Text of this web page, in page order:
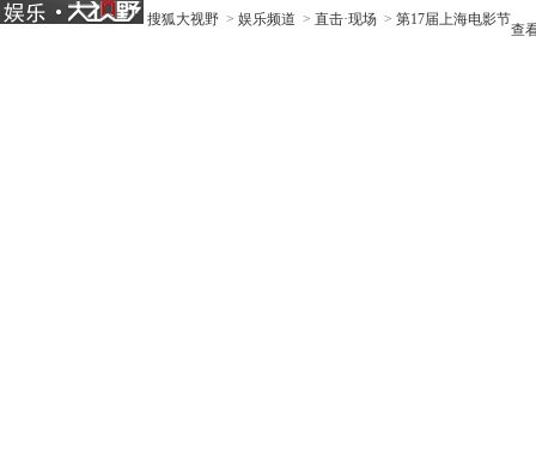
搜狐大视野 > 娱乐频道 > 直击·现场 > 第17届上海电影节
查